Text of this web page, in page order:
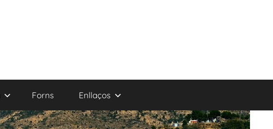
Forns Enllaços